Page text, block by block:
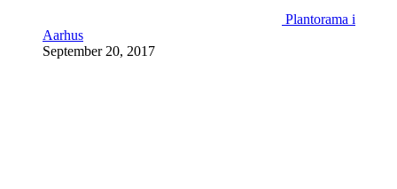
Plantorama i
Aarhus
September 20, 2017